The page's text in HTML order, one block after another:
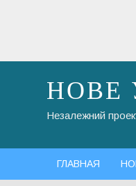
НОВЕ
Незалежний
ГЛАВНАЯ